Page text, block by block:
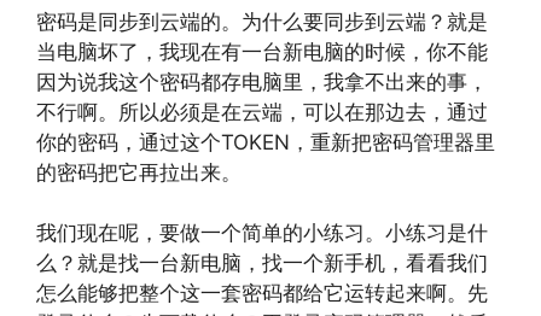
密码是同步到云端的。为什么要同步到云端？就是
当电脑坏了，我现在有一台新电脑的时候，你不能
因为说我这个密码都存电脑里，我拿不出来的事，
不行啊。所以必须是在云端，可以在那边去，通过
你的密码，通过这个TOKEN，重新把密码管理器里
的密码把它再拉出来。
我们现在呢，要做一个简单的小练习。小练习是什
么？就是找一台新电脑，找一个新手机，看看我们
怎么能够把整个这一套密码都给它运转起来啊。先